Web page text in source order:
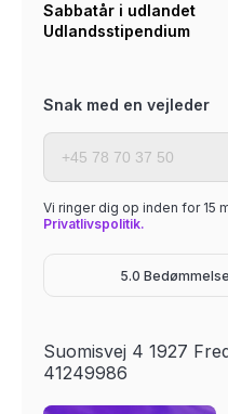
Sabbatår i udlandet
Udlandsstipendium
Snak med en vejleder
Vi ringer dig op inden for 15
Privatlivspolitik.
5.0
Suomisvej 4 1927
41249986